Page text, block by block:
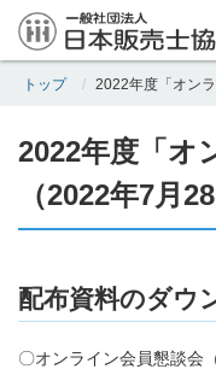
トップ 2022年度「オン
2022年度「オ
（2022年7月
配布資料のダウ
〇オンライン会員懇談会